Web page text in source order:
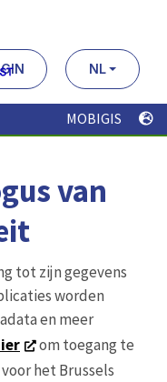
NL
MOBIGIS
van
tot zijn gegevens
worden
en meer
om toegang te
het Brussels